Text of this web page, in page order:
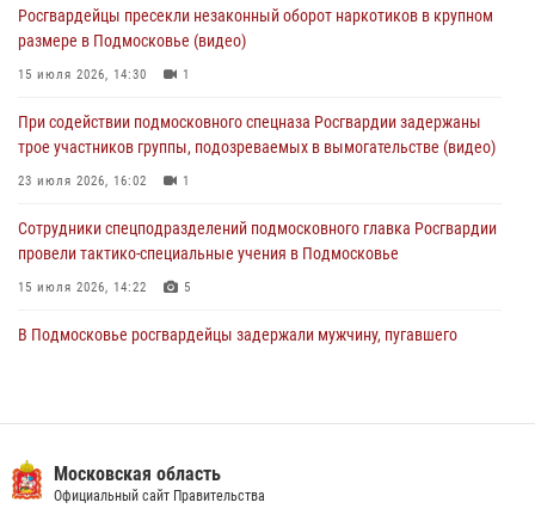
сигналам «Тревога» с охраняемых объектов в Подмосковье
04 августа 2026, 12:15
(видео)
03 августа 2026, 15:32
Росгвардейцы пресекли незаконный оборот наркотиков в крупном
размере в Подмосковье (видео)
15 июля 2026, 14:30 1
При содействии подмосковного спецназа Росгвардии задержаны
трое участников группы, подозреваемых в вымогательстве (видео)
23 июля 2026, 16:02 1
Сотрудники спецподразделений подмосковного главка Росгвардии
провели тактико-специальные учения в Подмосковье
15 июля 2026, 14:22 5
В Подмосковье росгвардейцы задержали мужчину, пугавшего
федеральном розыске (видео)
22 июля 2026, 14:15 1
Московская область
Официальный сайт Правительства